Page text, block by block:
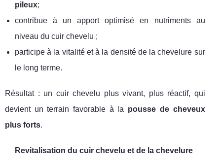
pileux;
contribue à un apport optimisé en nutriments au
niveau du cuir chevelu ;
participe à la vitalité et à la densité de la chevelure sur
le long terme.
Résultat : un cuir chevelu plus vivant, plus réactif, qui
devient un terrain favorable à la pousse de cheveux
plus forts.
Revitalisation du cuir chevelu et de la chevelure